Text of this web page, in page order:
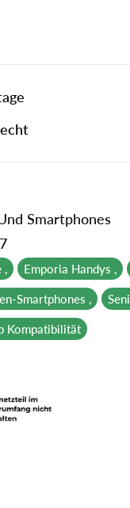
Smartphones
, Emporia Handys ,
Smartphones ,
Kompatibilität